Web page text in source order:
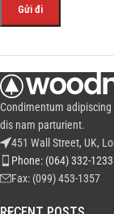
Condimentum
dis nam parturient.
451 Wall Street, UK,
Phone: (064) 332-1233
Fax: (099) 453-1357